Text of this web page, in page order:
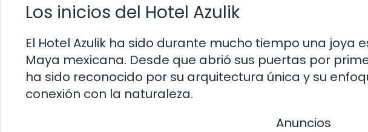
Los inicios del Hotel Azulik
El Hotel Azulik ha sido durante mucho tiempo una joya
Maya mexicana. Desde que abrió sus puertas por
ha sido reconocido por su arquitectura única y su
conexión con la naturaleza.
Anuncios